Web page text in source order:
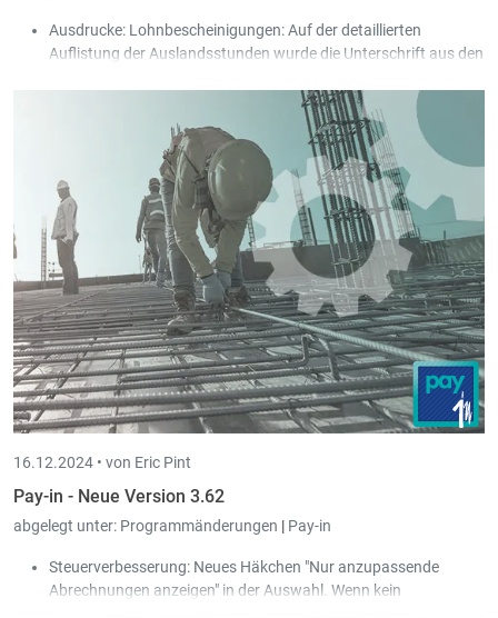
Ausdrucke: Lohnbescheinigungen: Auf der detaillierten
Auflistung der Auslandsstunden wurde die Unterschrift aus den
Ausdrucke: AAA: Die neue Version 2.01s (code F 1.1) vom PDF
Formular "Arbeitsunfallanzeige / Wegeunfallanzeige" wurde
16.12.2024 • von Eric Pint
Pay-in - Neue Version 3.62
abgelegt unter: Programmänderungen | Pay-in
Steuerverbesserung: Neues Häkchen "Nur anzupassende
Abrechnungen anzeigen" in der Auswahl. Wenn kein